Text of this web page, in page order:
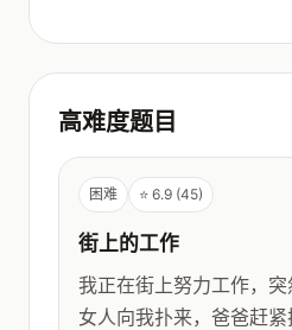
高难度题目
困难 ⭐ 6.9 (45)
街上的工作
我正在街上努力工作，
女人向我扑来，爸爸赶